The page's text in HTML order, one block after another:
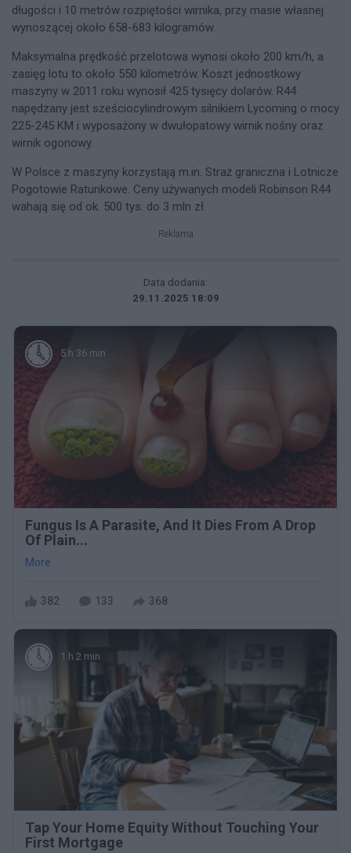
długości i 10 metrów rozpiętości wirnika, przy masie własnej
wynoszącej około 658-683 kilogramów.
Maksymalna prędkość przelotowa wynosi około 200 km/h, a
zasięg lotu to około 550 kilometrów. Koszt jednostkowy
maszyny w 2011 roku wynosił 425 tysięcy dolarów. R44
napędzany jest sześciocylindrowym silnikiem Lycoming o mocy
225-245 KM i wyposażony w dwułopatowy wirnik nośny oraz
wirnik ogonowy.
W Polsce z maszyny korzystają m.in. Straż graniczna i Lotnicze
Pogotowie Ratunkowe. Ceny używanych modeli Robinson R44
wahają się od ok. 500 tys. do 3 mln zł.
Reklama
Data dodania:
29.11.2025 18:09
5 h 36 min
Fungus Is A Parasite, And It Dies From A Drop
Of Plain...
More
382 133 368
1 h 2 min
Tap Your Home Equity Without Touching Your
First Mortgage